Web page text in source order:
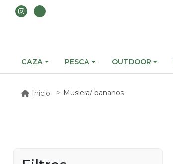
CAZA PESCA OUTDOOR
Inicio Muslera/ bananos